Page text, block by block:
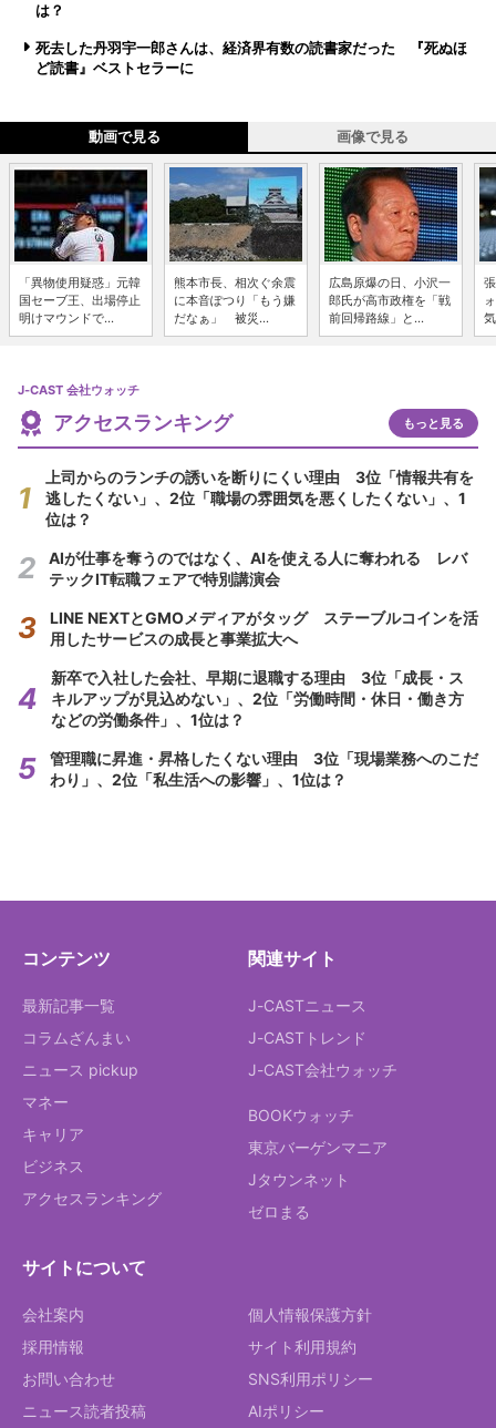
は？
死去した丹羽宇一郎さんは、経済界有数の読書家だった 『死ぬほ
ど読書』ベストセラーに
動画で見る 画像で見る
「異物使用疑惑」元韓
国セーブ王、出場停止
明けマウンドで...
熊本市長、相次ぐ余震
に本音ぽつり「もう嫌
だなぁ」 被災...
広島原爆の日、小沢一
郎氏が高市政権を「戦
前回帰路線」と...
J-CAST 会社ウォッチ
アクセスランキング もっと見る
上司からのランチの誘いを断りにくい理由 3位「情報共有を
逃したくない」、2位「職場の雰囲気を悪くしたくない」、1
位は？
AIが仕事を奪うのではなく、AIを使える人に奪われる レバ
テックIT転職フェアで特別講演会
LINE NEXTとGMOメディアがタッグ ステーブルコインを活
用したサービスの成長と事業拡大へ
新卒で入社した会社、早期に退職する理由 3位「成長・ス
キルアップが見込めない」、2位「労働時間・休日・働き方
などの労働条件」、1位は？
管理職に昇進・昇格したくない理由 3位「現場業務へのこだ
わり」、2位「私生活への影響」、1位は？
コンテンツ
最新記事一覧
コラムざんまい
ニュース pickup
マネー
キャリア
ビジネス
アクセスランキング
関連サイト
J-CASTニュース
J-CASTトレンド
J-CAST会社ウォッチ
BOOKウォッチ
東京バーゲンマニア
Jタウンネット
ゼロまる
サイトについて
会社案内
採用情報
お問い合わせ
ニュース読者投稿
個人情報保護方針
サイト利用規約
SNS利用ポリシー
AIポリシー